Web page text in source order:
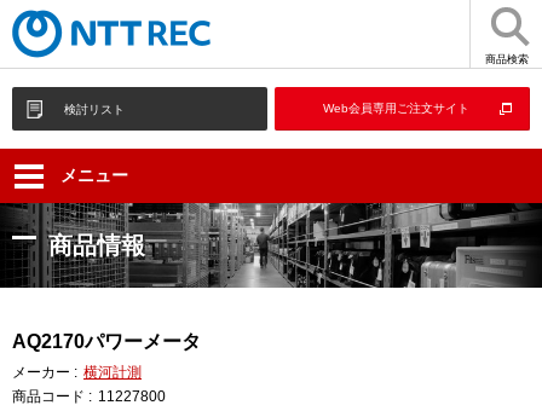
商品検索
検討リスト Web会員専用ご注文サイト
メニュー
商品情報
AQ2170パワーメータ
メーカー : 横河計測
商品コード : 11227800